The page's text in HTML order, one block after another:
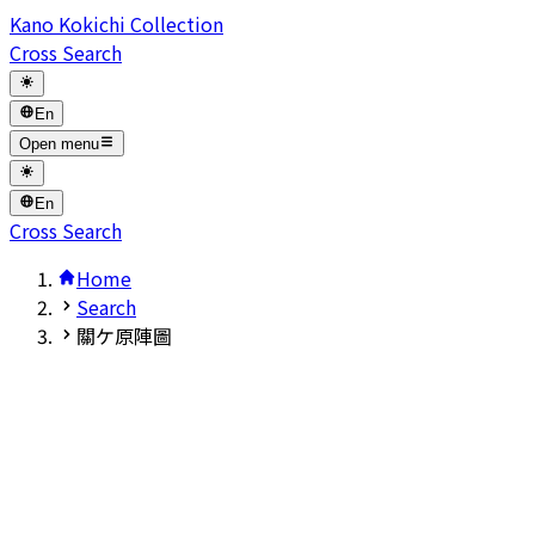
Kano Kokichi Collection
Cross Search
En
Open menu
En
Cross Search
Home
Search
關ケ原陣圖